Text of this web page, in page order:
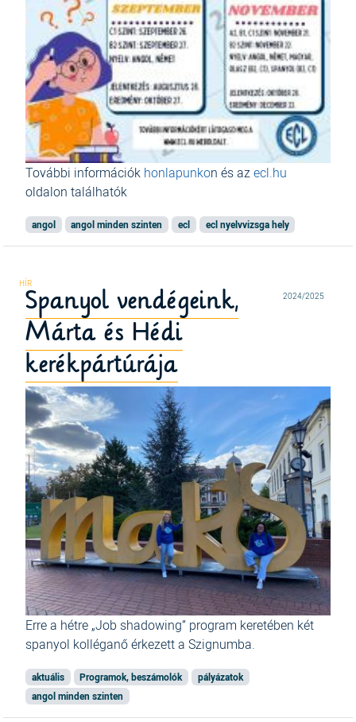
További információk honlapunkon és azecl.hu
oldalon találhatók
angol angol minden szinten ecl ecl nyelvvizsga hely
2024/2025
Spanyol vendégeink,
Márta és Hédi
kerékpártúrája
Erre a hétre „Job shadowing” program keretében két
spanyol kolléganő érkezett a Szignumba.
aktuális Programok, beszámolók
pályázatok
angol minden szinten